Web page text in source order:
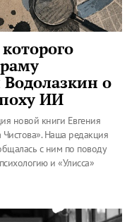
о
ИИ
новой книги Евгения
Наша редакция
с ним по поводу
и «Улисса»